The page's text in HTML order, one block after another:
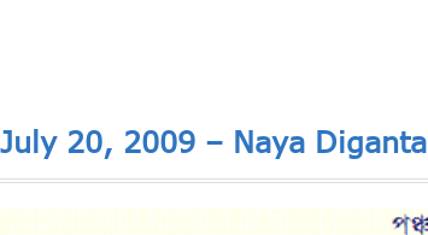
July 20, 2009 – Naya Diganta